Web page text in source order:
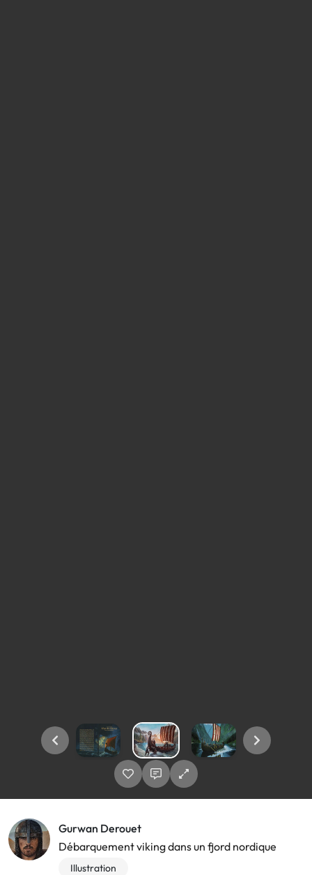
Gurwan Derouet
Débarquement viking dans un fjord nordique
Illustration